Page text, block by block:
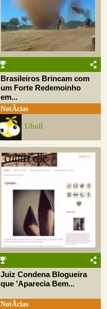
Brasileiros Brincam com
um Forte Redemoinho
em...
NotÃ­cias
Uhull
Juiz Condena Blogueira
que 'Aparecia Bem...
NotÃ­cias